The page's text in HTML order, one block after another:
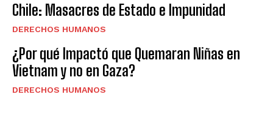
Chile: Masacres de Estado e Impunidad
DERECHOS HUMANOS
¿Por qué Impactó que Quemaran Niñas en
Vietnam y no en Gaza?
DERECHOS HUMANOS